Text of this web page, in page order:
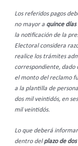
Los referidos pagos
no mayor a quince días
la notificación de la
Electoral considera
realice los trámites
correspondiente, dado
el monto del reclamo
a la plantilla de
dos mil veintidós, en
mil veintidós.
Lo que deberá
dentro del plazo de